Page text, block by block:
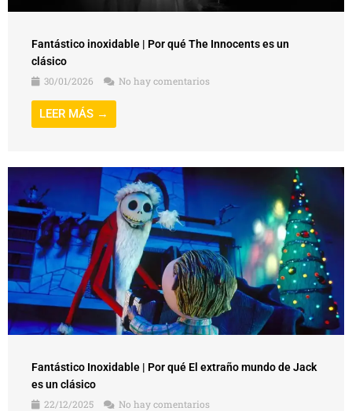
Fantástico inoxidable | Por qué The Innocents es un
clásico
30/01/2026
No hay comentarios
LEER MÁS →
Fantástico Inoxidable | Por qué El extraño mundo de Jack
es un clásico
22/12/2025
No hay comentarios